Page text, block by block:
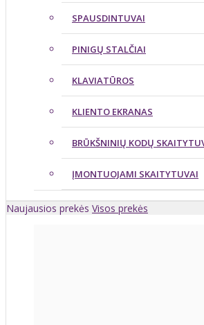
SPAUSDINTUVAI
PINIGŲ STALČIAI
KLAVIATŪROS
KLIENTO EKRANAS
BRŪKŠNINIŲ KODŲ
ĮMONTUOJAMI SKAITYTUVAI
Naujausios prekės Visos prekės